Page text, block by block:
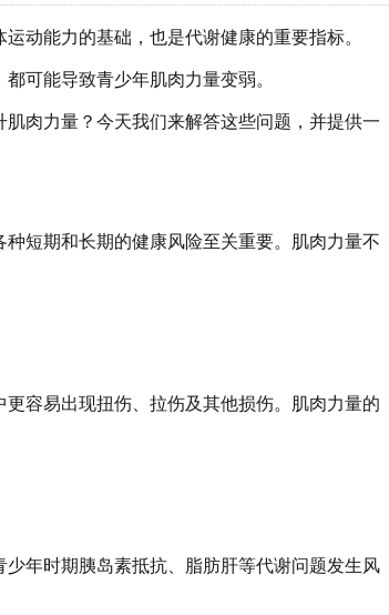
动能力的基础，也是代谢健康的重要指标。
可能导致青少年肌肉力量变弱。
肉力量？今天我们来解答这些问题，并提供一
短期和长期的健康风险至关重要。肌肉力量不
容易出现扭伤、拉伤及其他损伤。肌肉力量的
年时期胰岛素抵抗、脂肪肝等代谢问题发生风